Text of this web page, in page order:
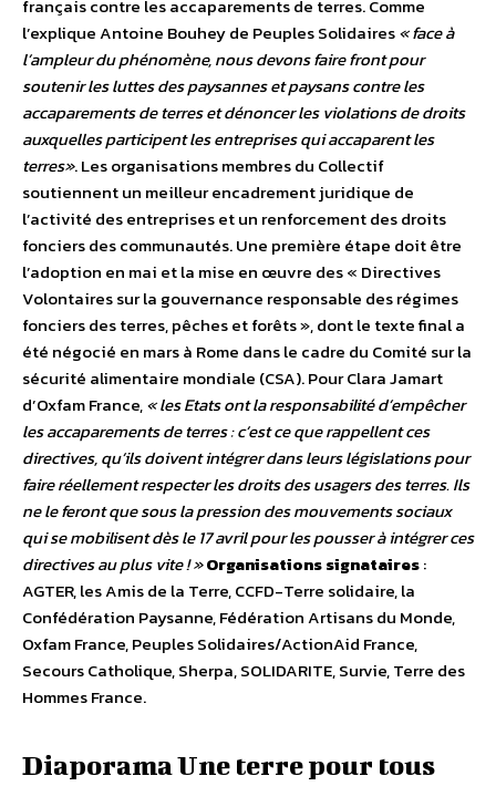
français contre les accaparements de terres. Comme
l’explique Antoine Bouhey de Peuples Solidaires« face à
l’ampleur du phénomène, nous devons faire front pour
soutenir les luttes des paysannes et paysans contre les
accaparements de terres et dénoncer les violations de droits
auxquelles participent les entreprises qui accaparent les
terres». Les organisations membres du Collectif
soutiennent un meilleur encadrement juridique de
l’activité des entreprises et un renforcement des droits
fonciers des communautés. Une première étape doit être
l’adoption en mai et la mise en œuvre des « Directives
Volontaires sur la gouvernance responsable des régimes
fonciers des terres, pêches et forêts », dont le texte final a
été négocié en mars à Rome dans le cadre du Comité sur la
sécurité alimentaire mondiale (CSA). Pour Clara Jamart
d’Oxfam France,« les Etats ont la responsabilité d’empêcher
les accaparements de terres : c’est ce que rappellent ces
directives, qu’ils doivent intégrer dans leurs législations pour
faire réellement respecter les droits des usagers des terres. Ils
ne le feront que sous la pression des mouvements sociaux
qui se mobilisent dès le 17 avril pour les pousser à intégrer ces
directives au plus vite ! »Organisations signataires:
AGTER, les Amis de la Terre, CCFD-Terre solidaire, la
Confédération Paysanne, Fédération Artisans du Monde,
Oxfam France, Peuples Solidaires/ActionAid France,
Secours Catholique, Sherpa, SOLIDARITE, Survie, Terre des
Hommes France.
Diaporama Une terre pour tous